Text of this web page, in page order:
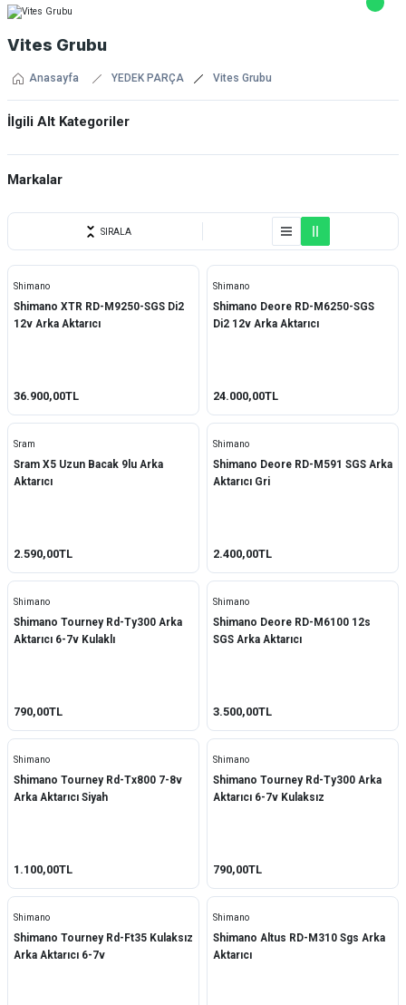
Vites Grubu
Anasayfa YEDEK PARÇA Vites Grubu
İlgili Alt Kategoriler
Arka Aktarıcı
Vites Kolu
Vites-Fren Kolu (STI)
Arka Dişli
Vites Tel ve Malzemeleri
Elektronik Sistemler
Markalar
Dahon
Enlee
Impact
Knt
Microshift
Prowheel
SunRace
Tanke
Toopre
SIRALA
Shimano
Shimano XTR RD-M9250-SGS Di2
12v Arka Aktarıcı
36.900,00TL
Shimano
Shimano Deore RD-M6250-SGS
Di2 12v Arka Aktarıcı
24.000,00TL
Sram
Sram X5 Uzun Bacak 9lu Arka
Aktarıcı
2.590,00TL
Shimano
Shimano Deore RD-M591 SGS Arka
Aktarıcı Gri
2.400,00TL
Shimano
Shimano Tourney Rd-Ty300 Arka
Aktarıcı 6-7v Kulaklı
790,00TL
Shimano
Shimano Deore RD-M6100 12s
SGS Arka Aktarıcı
3.500,00TL
Shimano
Shimano Tourney Rd-Tx800 7-8v
Arka Aktarıcı Siyah
1.100,00TL
Shimano
Shimano Tourney Rd-Ty300 Arka
Aktarıcı 6-7v Kulaksız
790,00TL
Shimano
Shimano Tourney Rd-Ft35 Kulaksız
Arka Aktarıcı 6-7v
Shimano
Shimano Altus RD-M310 Sgs Arka
Aktarıcı